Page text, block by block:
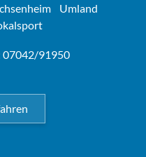
Umland
07042/91950